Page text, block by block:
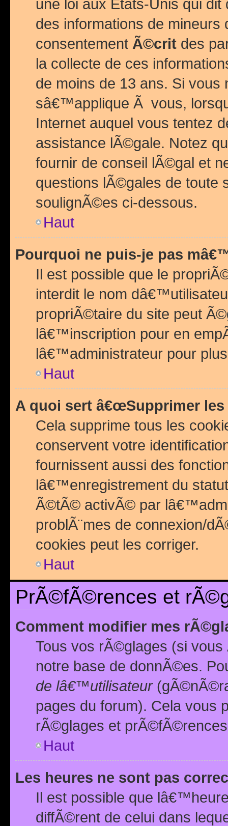
une loi aux Etats-Unis qui
des informations de mineurs
consentement Ã©crit des
la collecte de ces
de moins de 13 ans. Si
sâ€™applique Ã vous,
Internet auquel vous tentez
assistance lÃ©gale. Notez
fournir de conseil lÃ©gal et
questions lÃ©gales de
soulignÃ©es ci-dessous.
Haut
Pourquoi ne puis-je pas
Il est possible que le
interdit le nom
propriÃ©taire du site peut
lâ€™inscription pour en
lâ€™administrateur pour
Haut
A quoi sert â€œSupprimer les
Cela supprime tous les
conservent votre
fournissent aussi des
lâ€™enregistrement du
Ã©tÃ© activÃ© par
problÃ¨mes de connexion/
cookies peut les corriger.
Haut
PrÃ©fÃ©rences et
Comment modifier mes
Tous vos rÃ©glages (si
notre base de donnÃ©es.
de lâ€™utilisateur
pages du forum). Cela vous
rÃ©glages et
Haut
Les heures ne sont pas
Il est possible que
diffÃ©rent de celui dans